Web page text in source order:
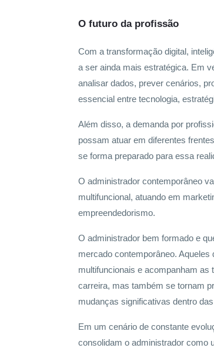
O futuro da profissão
Com a transformação digital,
a ser ainda mais estratégica. Em
analisar dados, prever cenários,
essencial entre tecnologia,
Além disso, a demanda por
possam atuar em diferentes
se forma preparado para essa
O administrador contemporâneo
multifuncional, atuando em
empreendedorismo.
O administrador bem formado e
mercado contemporâneo.
multifuncionais e acompanham as
carreira, mas também se tornam
mudanças significativas dentro
Em um cenário de constante
consolidam o administrador como